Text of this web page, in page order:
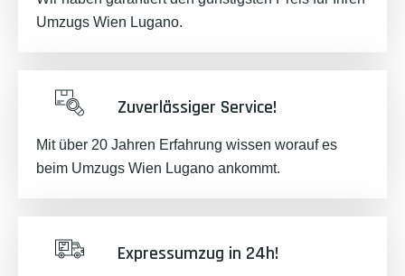
Umzugs Wien Lugano.
Zuverlässiger Service!
Mit über 20 Jahren Erfahrung wissen worauf es
beim Umzugs Wien Lugano ankommt.
Expressumzug in 24h!